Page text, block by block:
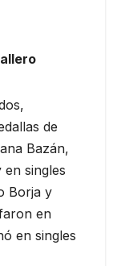
de
Bazán,
singles
Borja y
en
en singles